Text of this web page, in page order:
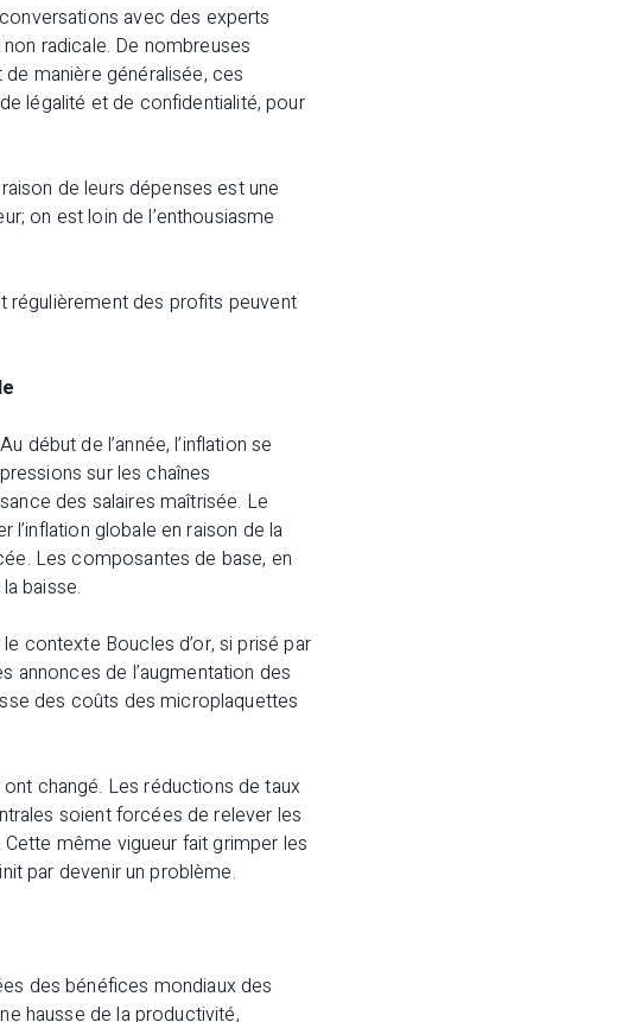
avec des experts
radicale. De nombreuses
manière généralisée, ces
légalité et de confidentialité, pour
de leurs dépenses est une
on est loin de l’enthousiasme
régulièrement des profits peuvent
début de l’année, l’inflation se
sur les chaînes
des salaires maîtrisée. Le
globale en raison de la
Les composantes de base, en
baisse.
contexte Boucles d’or, si prisé par
annonces de l’augmentation des
des coûts des microplaquettes
changé. Les réductions de taux
soient forcées de relever les
même vigueur fait grimper les
par devenir un problème.
des bénéfices mondiaux des
hausse de la productivité,